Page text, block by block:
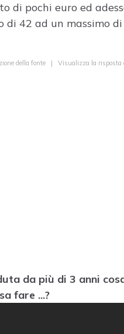
di pochi euro ed
di 42 ad un massimo
della fonte | Visualizza la risposta
da più di 3 anni
fare ...?